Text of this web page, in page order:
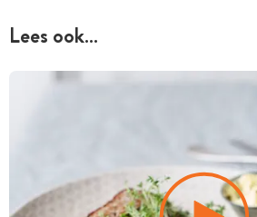
Lees ook…